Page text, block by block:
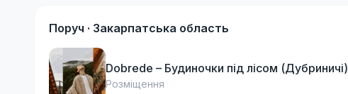
Поруч · Закарпатська область
Dobrede – Будиночки під лісом (Дубриничі)
Розміщення